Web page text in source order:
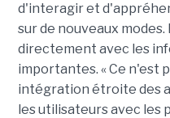
d'interagir et
sur de nouveaux
directement avec les
importantes. « Ce n'est
intégration étroite des
les utilisateurs avec les